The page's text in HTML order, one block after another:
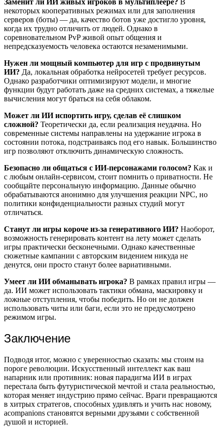
Заменит ли ИИ живых игроков в мультиплеере? В
некоторых кооперативных режимах или для заполнения
серверов (боты) — да, качество ботов уже достигло уровня,
когда их трудно отличить от людей. Однако в
соревновательном PvP живой опыт общения и
непредсказуемость человека остаются незаменимыми.
Нужен ли мощный компьютер для игр с продвинутым
ИИ? Да, локальная обработка нейросетей требует ресурсов.
Однако разработчики оптимизируют модели, и многие
функции будут работать даже на средних системах, а тяжелые
вычисления могут браться на себя облаком.
Может ли ИИ испортить игру, сделав её слишком
сложной? Теоретически да, если реализация неудачна. Но
современные системы направлены на удержание игрока в
состоянии потока, подстраиваясь под его навык. Большинство
игр позволяют отключить динамическую сложность.
Безопасно ли общаться с ИИ-персонажами голосом? Как и
с любым онлайн-сервисом, стоит помнить о приватности. Не
сообщайте персональную информацию. Данные обычно
обрабатываются анонимно для улучшения реакции NPC, но
политики конфиденциальности разных студий могут
отличаться.
Станут ли игры короче из-за генеративного ИИ? Наоборот,
возможность генерировать контент на лету может сделать
игры практически бесконечными. Однако качественные
сюжетные кампании с авторским видением никуда не
денутся, они просто станут более вариативными.
Умеет ли ИИ обманывать игрока? В рамках правил игры —
да. ИИ может использовать тактики обмана, маскировку и
ложные отступления, чтобы победить. Но он не должен
использовать читы или баги, если это не предусмотрено
режимом игры.
Заключение
Подводя итог, можно с уверенностью сказать: мы стоим на
пороге революции. Искусственный интеллект как ваш
напарник или противник: новая парадигма ИИ в играх
перестала быть футуристической мечтой и стала реальностью,
которая меняет индустрию прямо сейчас. Враги превращаются
в хитрых стратегов, способных удивлять и учить нас новому,
аcompanions становятся верными друзьями с собственной
душой и историей.